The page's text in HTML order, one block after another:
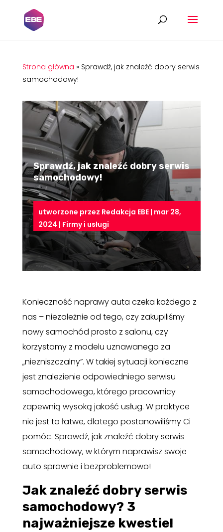
Strona główna » Sprawdź, jak znaleźć dobry serwis
samochodowy!
Sprawdź, jak znaleźć dobry serwis
samochodowy!
utworzone przez Redakcja EBE | mar 28,
2024 | Firmy i usługi
Konieczność naprawy auta czeka każdego z
nas – niezależnie od tego, czy zakupiliśmy
nowy samochód prosto z salonu, czy
korzystamy z modelu uznawanego za
„niezniszczalny”. W takiej sytuacji konieczne
jest znalezienie odpowiedniego serwisu
samochodowego, którego pracownicy
zapewnią wysoką jakość usług. W praktyce
nie jest to łatwe, dlatego postanowiliśmy Ci
pomóc. Sprawdź, jak znaleźć dobry serwis
samochodowy, w którym naprawisz swoje
auto sprawnie i bezproblemowo!
Jak znaleźć dobry serwis
samochodowy? 3
najważniejsze kwestie!